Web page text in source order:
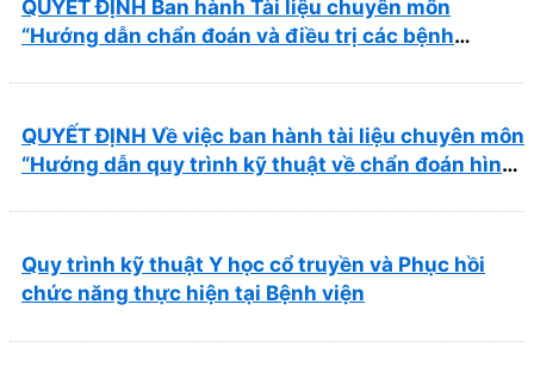
QUYẾT ĐỊNH Ban hành Tài liệu chuyên môn
“Hướng dẫn chẩn đoán và điều trị các bệnh
QUYẾT ĐỊNH Về việc ban hành tài liệu chuyên môn
“Hướng dẫn quy trình kỹ thuật về chẩn đoán hình
Quy trình kỹ thuật Y học cổ truyền và Phục hồi
chức năng thực hiện tại Bệnh viện